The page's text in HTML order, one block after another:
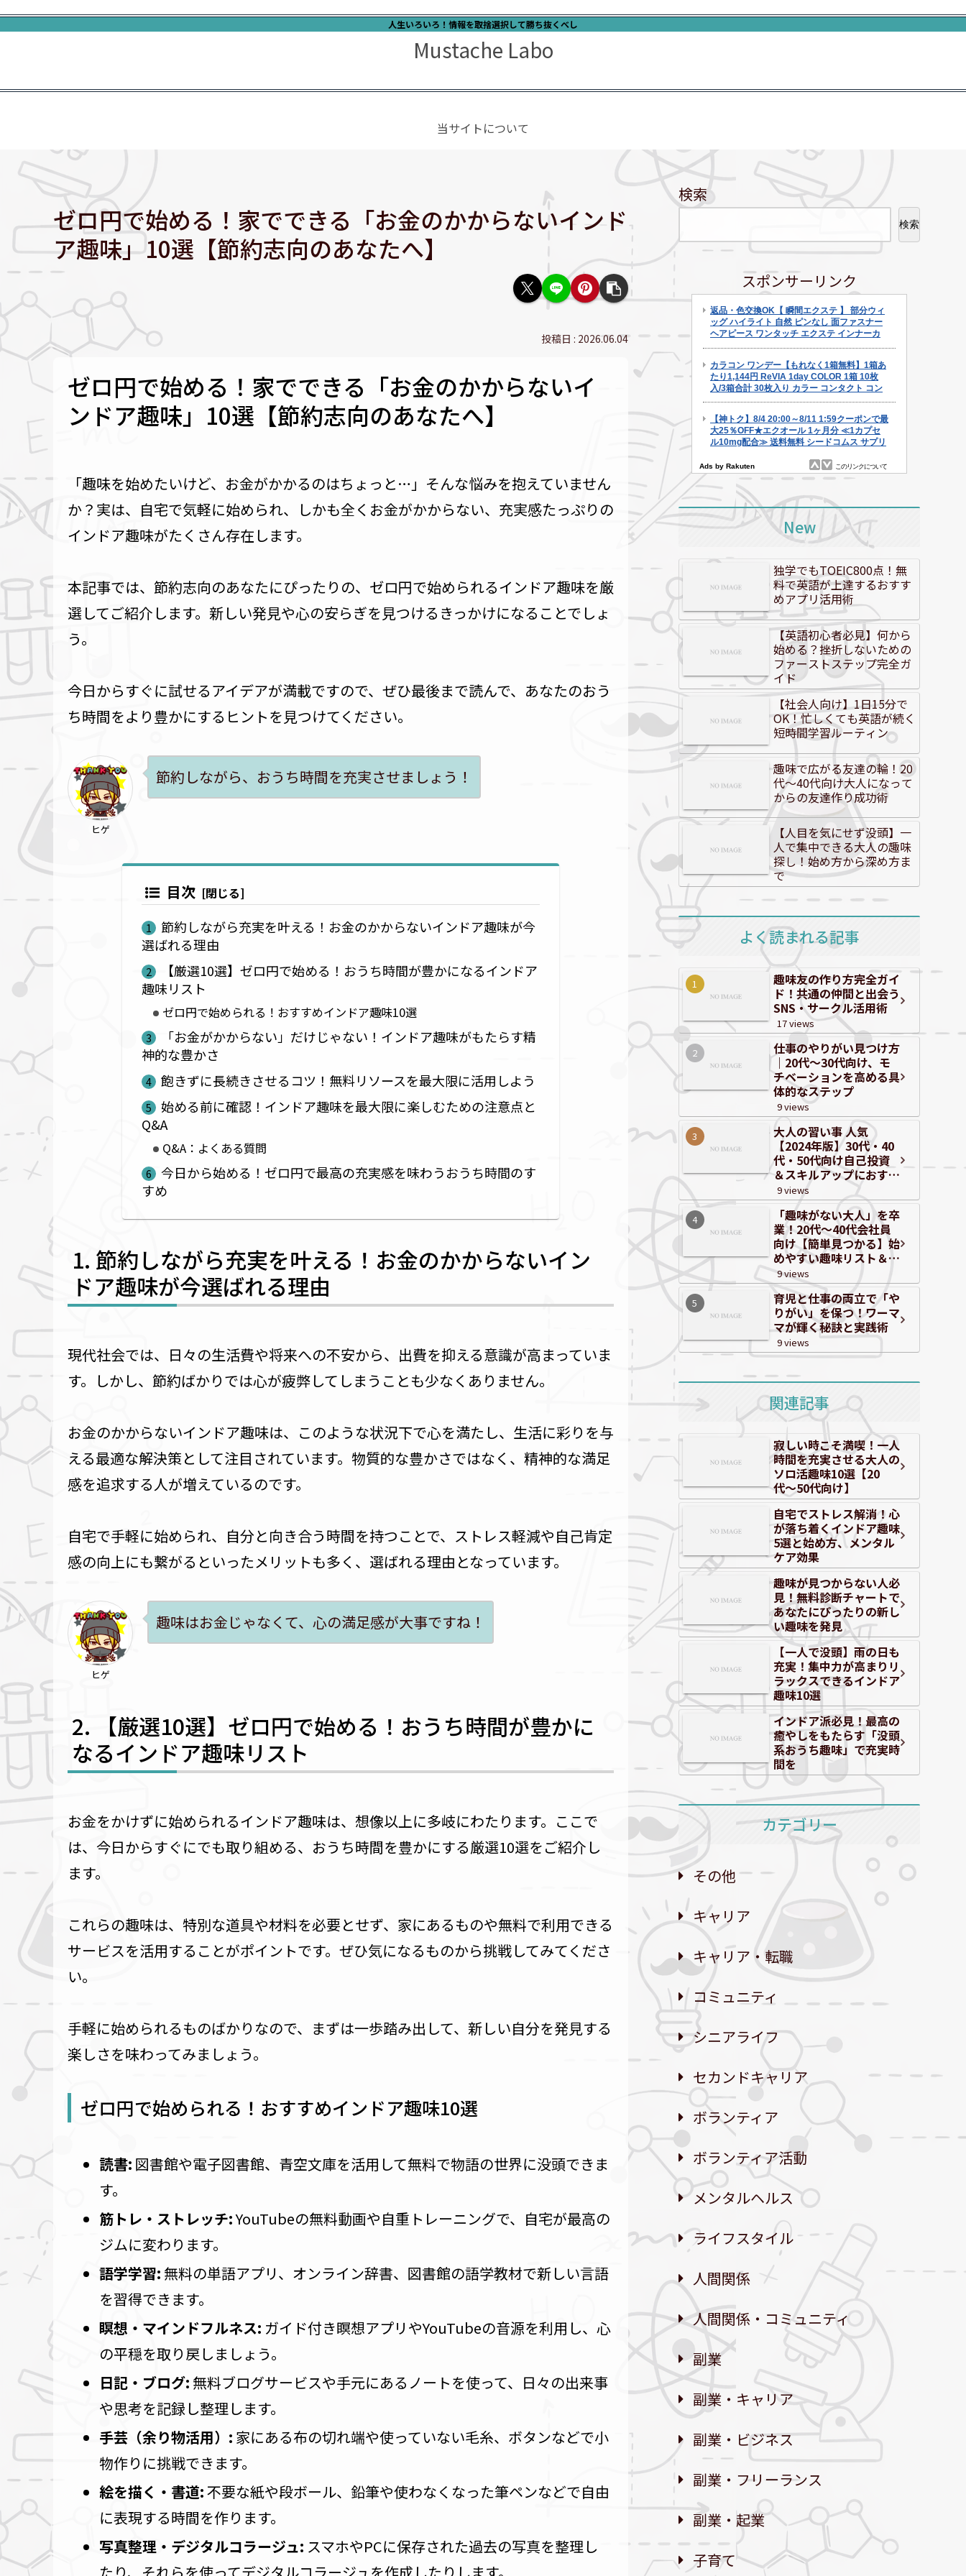
人生いろいろ！情報を取捨選択して勝ち抜くべし
Mustache Labo
当サイトについて
ゼロ円で始める！家でできる「お金のかからないインド
ア趣味」10選【節約志向のあなたへ】
2026.06.04
ゼロ円で始める！家でできる「お金のかからないイ
ンドア趣味」10選【節約志向のあなたへ】
「趣味を始めたいけど、お金がかかるのはちょっと…」そんな悩みを抱えていません
か？実は、自宅で気軽に始められ、しかも全くお金がかからない、充実感たっぷりの
インドア趣味がたくさん存在します。
本記事では、節約志向のあなたにぴったりの、ゼロ円で始められるインドア趣味を厳
選してご紹介します。新しい発見や心の安らぎを見つけるきっかけになることでしょ
う。
今日からすぐに試せるアイデアが満載ですので、ぜひ最後まで読んで、あなたのおう
ち時間をより豊かにするヒントを見つけてください。
ヒゲ
節約しながら、おうち時間を充実させましょう！
目次
節約しながら充実を叶える！お金のかからないインドア趣味が今
選ばれる理由
【厳選10選】ゼロ円で始める！おうち時間が豊かになるインドア
趣味リスト
ゼロ円で始められる！おすすめインドア趣味10選
「お金がかからない」だけじゃない！インドア趣味がもたらす精
神的な豊かさ
飽きずに長続きさせるコツ！無料リソースを最大限に活用しよう
始める前に確認！インドア趣味を最大限に楽しむための注意点と
Q&A
Q&A：よくある質問
今日から始める！ゼロ円で最高の充実感を味わうおうち時間のす
すめ
節約しながら充実を叶える！お金のかからないイン
ドア趣味が今選ばれる理由
現代社会では、日々の生活費や将来への不安から、出費を抑える意識が高まっていま
す。しかし、節約ばかりでは心が疲弊してしまうことも少なくありません。
お金のかからないインドア趣味は、このような状況下で心を満たし、生活に彩りを与
える最適な解決策として注目されています。物質的な豊かさではなく、精神的な満足
感を追求する人が増えているのです。
自宅で手軽に始められ、自分と向き合う時間を持つことで、ストレス軽減や自己肯定
感の向上にも繋がるといったメリットも多く、選ばれる理由となっています。
ヒゲ
趣味はお金じゃなくて、心の満足感が大事ですね！
【厳選10選】ゼロ円で始める！おうち時間が豊かに
なるインドア趣味リスト
お金をかけずに始められるインドア趣味は、想像以上に多岐にわたります。ここで
は、今日からすぐにでも取り組める、おうち時間を豊かにする厳選10選をご紹介し
ます。
これらの趣味は、特別な道具や材料を必要とせず、家にあるものや無料で利用できる
サービスを活用することがポイントです。ぜひ気になるものから挑戦してみてくださ
い。
手軽に始められるものばかりなので、まずは一歩踏み出して、新しい自分を発見する
楽しさを味わってみましょう。
ゼロ円で始められる！おすすめインドア趣味10選
読書: 図書館や電子図書館、青空文庫を活用して無料で物語の世界に没頭できま
す。
筋トレ・ストレッチ:YouTubeの無料動画や自重トレーニングで、自宅が最高の
ジムに変わります。
語学学習: 無料の単語アプリ、オンライン辞書、図書館の語学教材で新しい言語
を習得できます。
瞑想・マインドフルネス: ガイド付き瞑想アプリやYouTubeの音源を利用し、心
の平穏を取り戻しましょう。
日記・ブログ: 無料ブログサービスや手元にあるノートを使って、日々の出来事
や思考を記録し整理します。
手芸（余り物活用）: 家にある布の切れ端や使っていない毛糸、ボタンなどで小
物作りに挑戦できます。
絵を描く・書道:不要な紙や段ボール、鉛筆や使わなくなった筆ペンなどで自由
に表現する時間を作ります。
写真整理・デジタルコラージュ: スマホやPCに保存された過去の写真を整理し
検索
検索
スポンサーリンク
New
独学でもTOEIC800点！無
料で英語が上達するおすす
めアプリ活用術
【英語初心者必見】何から
始める？挫折しないための
ファーストステップ完全ガ
イド
【社会人向け】1日15分で
OK！忙しくても英語が続く
短時間学習ルーティン
趣味で広がる友達の輪！20
代～40代向け大人になって
からの友達作り成功術
【人目を気にせず没頭】一
人で集中できる大人の趣味
探し！始め方から深め方ま
で
よく読まれる記事
趣味友の作り方完全ガイ
ド！共通の仲間と出会う
SNS・サークル活用術
17 views
仕事のやりがい見つけ方
｜20代～30代向け、モ
チベーションを高める具
体的なステップ
9 views
大人の習い事 人気
【2024年版】30代・40
代・50代向け自己投資
＆スキルアップにおすす
めジャンルと体験情報
9 views
「趣味がない大人」を卒
業！20代〜40代会社員
向け【簡単見つかる】始
めやすい趣味リスト＆自
己分析
9 views
育児と仕事の両立で「や
りがい」を保つ！ワーマ
マが輝く秘訣と実践術
9 views
関連記事
寂しい時こそ満喫！一人
時間を充実させる大人の
ソロ活趣味10選【20
代〜50代向け】
自宅でストレス解消！心
が落ち着くインドア趣味
5選と始め方、メンタル
ケア効果
趣味が見つからない人必
見！無料診断チャートで
あなたにぴったりの新し
い趣味を発見
【一人で没頭】雨の日も
充実！集中力が高まりリ
ラックスできるインドア
趣味10選
インドア派必見！最高の
癒やしをもたらす「没頭
系おうち趣味」で充実時
間を
カテゴリー
その他
キャリア
キャリア・転職
コミュニティ
シニアライフ
セカンドキャリア
ボランティア
ボランティア活動
メンタルヘルス
ライフスタイル
人間関係
人間関係・コミュニティ
副業
副業・キャリア
副業・ビジネス
副業・フリーランス
副業・起業
子育て